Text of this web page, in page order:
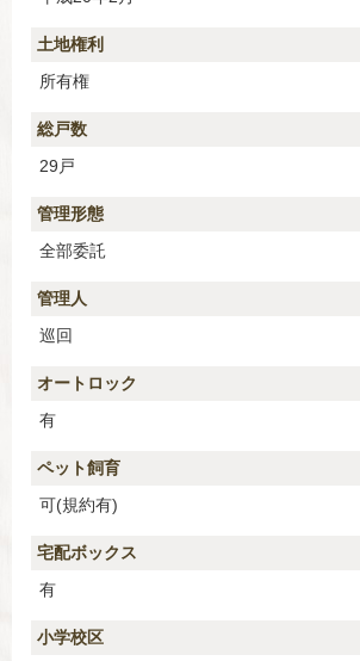
土地権利
所有権
総戸数
29戸
管理形態
全部委託
管理人
巡回
オートロック
有
ペット飼育
可(規約有)
宅配ボックス
有
小学校区